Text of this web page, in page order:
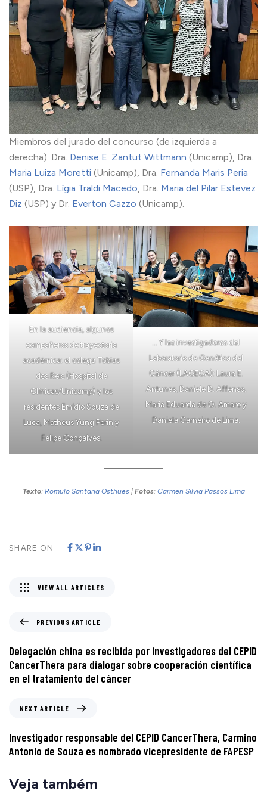
Miembros del jurado del concurso (de izquierda a
derecha): Dra. Denise E. Zantut Wittmann (Unicamp), Dra.
Maria Luiza Moretti (Unicamp), Dra. Fernanda Maris Peria
(USP), Dra. Lígia Traldi Macedo, Dra. Maria del Pilar Estevez
Diz (USP) y Dr. Everton Cazzo (Unicamp).
En la audiencia, algunos
compañeros de trayectoria
académica: el colega Tobias
dos Reis (Hospital de
Clínicas/Unicamp) y los
residentes Emídio Souza de
Luca, Matheus Yung Perin y
Felipe Gonçalves.
… Y las investigadoras del
Laboratorio de Genética del
Cáncer (LAGECA): Laura E.
Antunes, Daniele D. Affonso,
Maria Eduarda de O. Amaro y
Daniela Carneiro de Lima.
Texto: Romulo Santana Osthues| Fotos: Carmen Silvia Passos Lima
SHARE ON
PREVIOUS ARTICLE
Delegación china es recibida por investigadores del CEPID
CancerThera para dialogar sobre cooperación científica
en el tratamiento del cáncer
VIEW ALL ARTICLES
NEXT ARTICLE
Investigador responsable del CEPID CancerThera, Carmino
Antonio de Souza es nombrado vicepresidente de FAPESP
Veja também